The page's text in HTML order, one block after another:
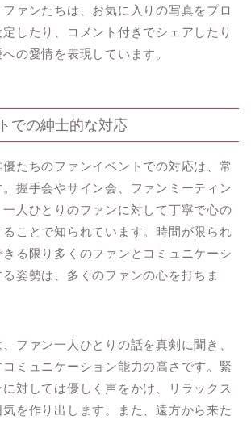
ァンたちは、お気に入りの写真をプロ
したり、コメント付きでシェアしたり
の愛情を表現しています。
での紳士的な対応
たちのファンイベントでの対応は、常
握手会やサイン会、ファンミーティン
人ひとりのファンに対して丁寧で心の
ことで知られています。時間が限られ
る限り多くのファンとコミュニケーシ
姿勢は、多くのファンの心を打ちま
ファン一人ひとりの話を真剣に聞き、
ミュニケーション能力の高さです。緊
対しては優しく声をかけ、リラックス
を作り出します。また、遠方から来た